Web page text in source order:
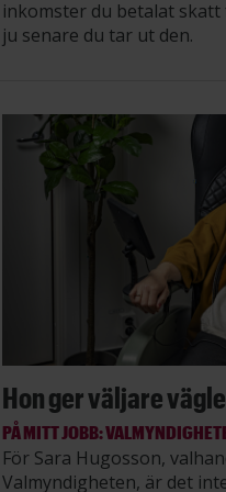
inkomster du betalat
ju senare du tar ut den.
Hon ger väljare
PÅ MITT JOBB:
För Sara Hugosson,
Valmyndigheten, är det